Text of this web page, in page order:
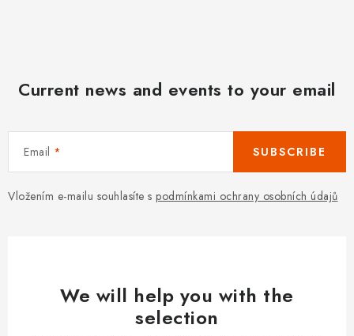
Current news and events to your email
Email
Vložením e-mailu souhlasíte s podmínkami ochrany osobních údajů
SUBSCRIBE
We will help you with the
selection